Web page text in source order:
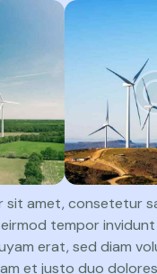
sit amet, consetetur
tempor
erat, sed diam
et justo duo